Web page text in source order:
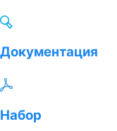
Документация
Набор